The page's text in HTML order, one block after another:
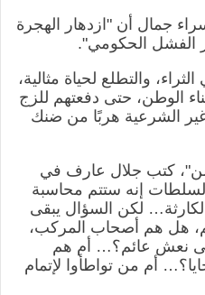
جمال أن "ازدهار الهجرة
الفشل الحكومي".
والتطلع لحياة مثالية،
الوطن، حتى دفعتهم للزج
الشرعية هربًا من ضنك
كتب جلال عارف في
السلطات إنه ستتم محاسبة
لكن السؤال يبقى
هل هم أصحاب المركب،
نعش عائم؟… أم هم
أم من تواطأوا لإتمام